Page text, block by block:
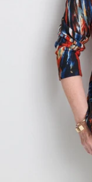
Bas/Chaussettes
Pantoufles